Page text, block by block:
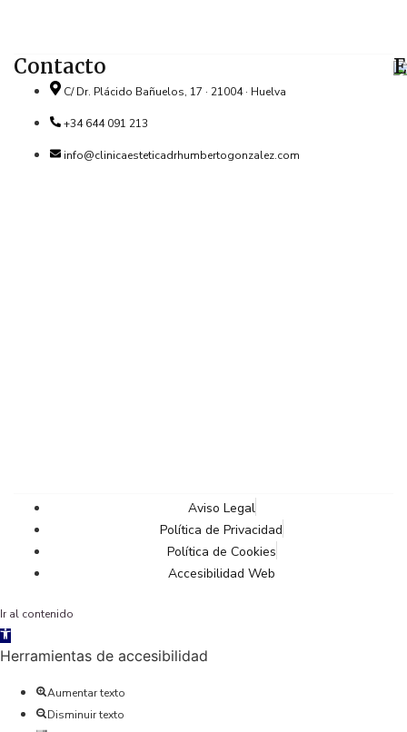
Contacto
C/ Dr. Plácido Bañuelos, 17 · 21004 · Huelva
+34 644 091 213
info@clinicaesteticadrhumbertogonzalez.com
Aviso Legal
Política de Privacidad
Política de Cookies
Accesibilidad Web
Ir al contenido
Abrir
barra
de
Herramientas de accesibilidad
Aumentar texto
Disminuir texto